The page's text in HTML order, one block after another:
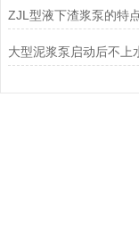
ZJL型液下渣浆泵的特
大型泥浆泵启动后不上